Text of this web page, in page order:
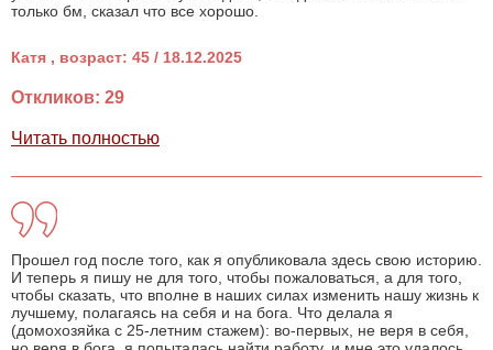
только бм, сказал что все хорошо.
Катя , возраст: 45 / 18.12.2025
Откликов: 29
Читать полностью
Прошел год после того, как я опубликовала здесь свою историю.
И теперь я пишу не для того, чтобы пожаловаться, а для того,
чтобы сказать, что вполне в наших силах изменить нашу жизнь к
лучшему, полагаясь на себя и на бога. Что делала я
(домохозяйка с 25-летним стажем): во-первых, не веря в себя,